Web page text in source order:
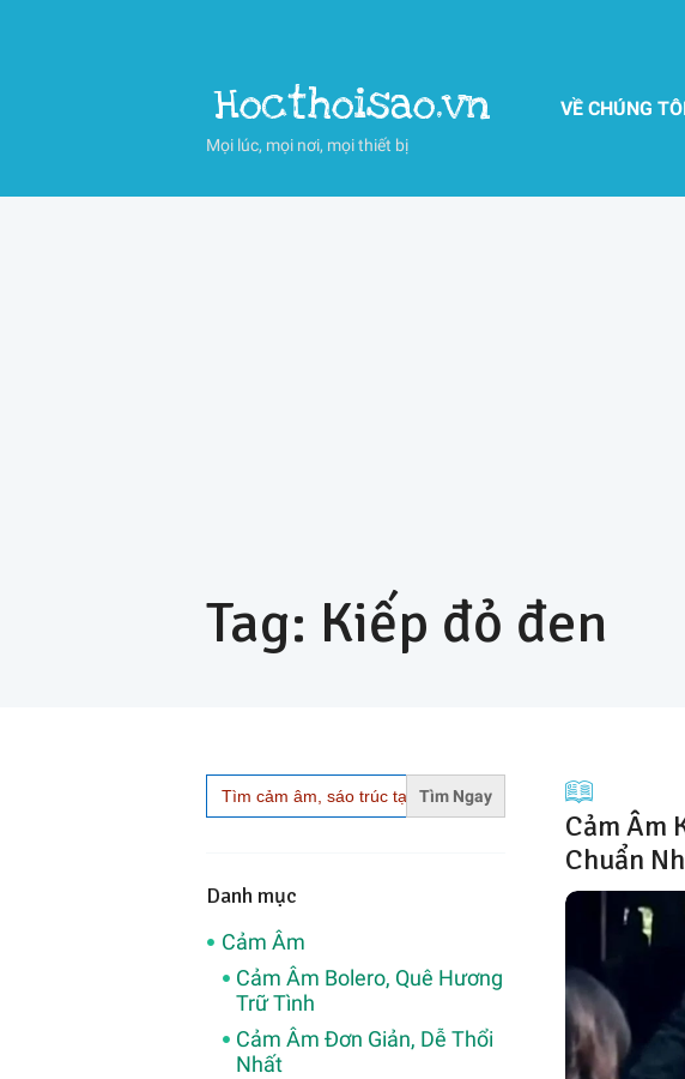
Hocthoisao.vn
Mọi lúc, mọi nơi, mọi thiết bị
VỀ CHÚNG
Tag: Kiếp đỏ đen
Cảm Âm
Chuẩn
Search
for:
Danh mục
Cảm Âm
Cảm Âm Bolero, Quê Hương
Trữ Tình
Cảm Âm Đơn Giản, Dễ Thổi
Nhất